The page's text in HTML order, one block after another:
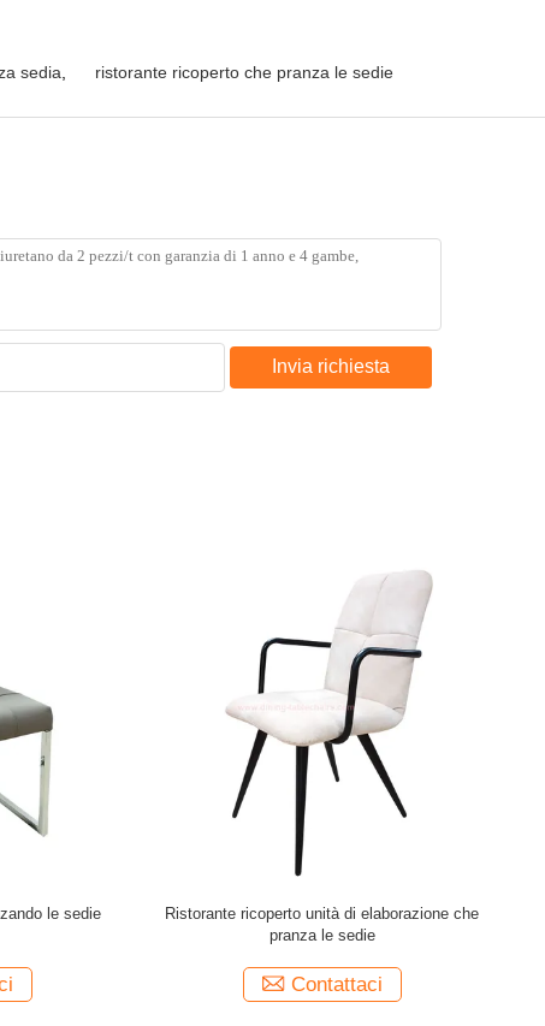
sedia ristorante ricoperto che pranza le sedie
Invia richiesta
della gamba
Unità di elaborazione strutturata che pranza il
tessuto grigio lavabile Shell della spugna ad
Contattaci